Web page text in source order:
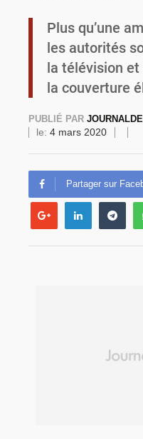
Plus qu’une
les autorités
la télévision
la couverture
PUBLIÉ PAR
le: 4 mars 2020
Partager sur